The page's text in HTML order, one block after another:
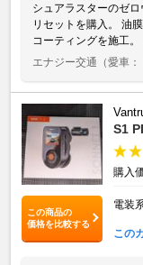
シュアラスターのゼ
リセットを購入。 油
コーティングを施工。
エナジー交通 （愛車
この商品の
価格を比較する
S1
購入
電装
この